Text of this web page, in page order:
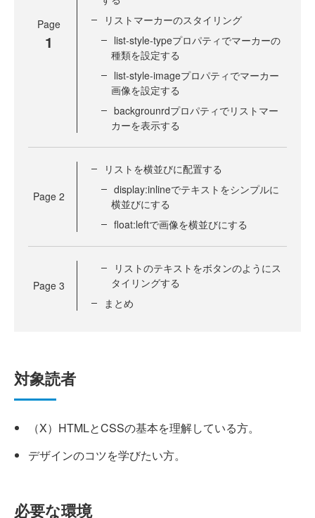
Page
1
リストマーカーのスタイリング
list-style-typeプロパティでマーカーの
種類を設定する
list-style-imageプロパティでマーカー
画像を設定する
backgrounrdプロパティでリストマー
カーを表示する
Page 2
リストを横並びに配置する
display:inlineでテキストをシンプルに
横並びにする
float:leftで画像を横並びにする
Page 3
リストのテキストをボタンのようにス
タイリングする
まとめ
対象読者
（X）HTMLとCSSの基本を理解している方。
デザインのコツを学びたい方。
必要な環境